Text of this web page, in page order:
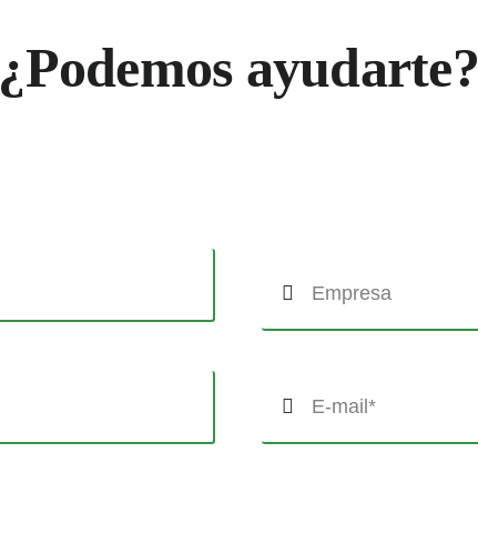
¿Podemos ayudarte?